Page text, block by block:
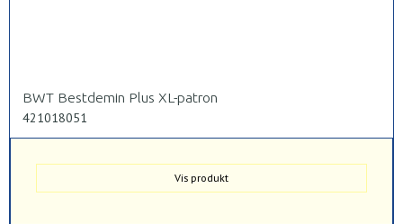
BWT Bestdemin Plus XL-patron
421018051
Vis produkt